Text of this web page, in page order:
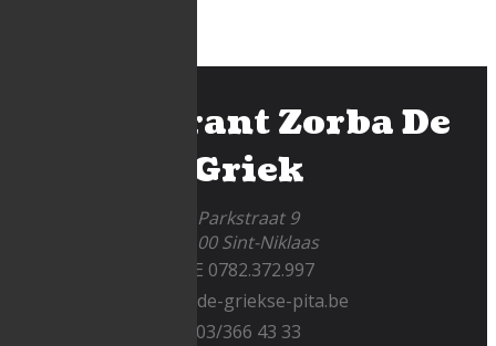
Restaurant Zorba De
Griek
Parkstraat 9
9100 Sint-Niklaas
BE 0782.372.997
info@de-griekse-pita.be
03/366 43 33